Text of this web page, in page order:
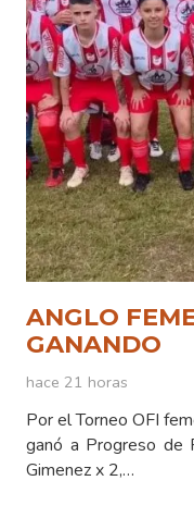
ANGLO
GANANDO
hace 21 horas
Por el Torneo OFI
ganó a Progreso de
Gimenez x 2,…